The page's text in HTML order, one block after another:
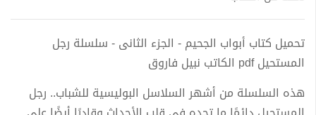
تحميل كتاب أبواب الجحيم - الجزء الثانى - سلسلة رجل
المستحيل pdf الكاتب نبيل فاروق
هذه السلسلة من أشهر السلاسل البوليسية للشباب.. رجل